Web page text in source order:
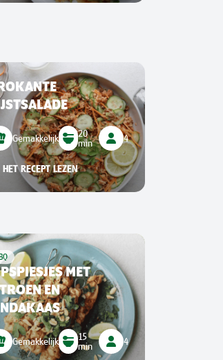
Gemakkelijk
20
min
4
HET RECEPT LEZEN
MET
EN
Gemakkelijk
15
min
4